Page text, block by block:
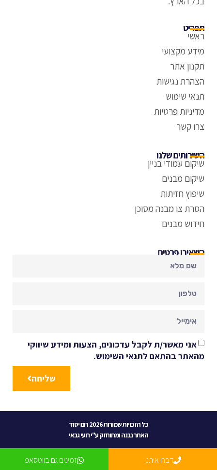
תפריט
ראשי
מידע מקצועי
תקנון אתר
הצהרת נגישות
תנאי שימוש
מדיניות פרטיות
צרו קשר
השירותים שלנו
שיקום עמודי בניין
שיקום מבנים
שיפוץ חזיתות
הסרת צו מבנה מסוכן
חידוש מבנים
השאירו פרטים
אני מאשר/ת לקבל עדכונים, הצעות ומידע שיווקי
מהאתר בהתאם לתנאי השימוש.
שליחה
כל הזכויות שמורות 2026 רום יסוד
האתר נבנה ומתוחזק ע"י רועי גבאי
דברו איתנו זמינים גם בווטסאפ